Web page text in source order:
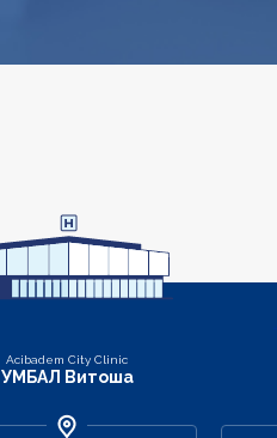
Acibadem City Clinic
УМБАЛ Витоша